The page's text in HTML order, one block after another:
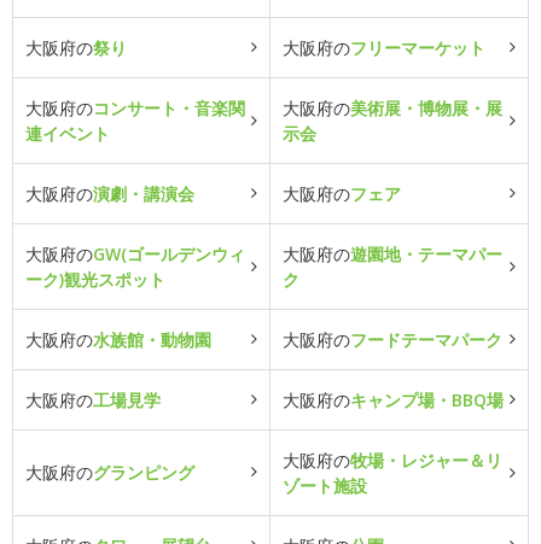
大阪府の祭り 大阪府のフリーマーケット
大阪府のコンサート・音楽関
連イベント
大阪府の美術展・博物展・展
示会
大阪府の演劇・講演会 大阪府のフェア
大阪府のGW(ゴールデンウィ
ーク)観光スポット
大阪府の遊園地・テーマパー
ク
大阪府の水族館・動物園 大阪府のフードテーマパーク
大阪府の工場見学 大阪府のキャンプ場・BBQ場
大阪府のグランピング
大阪府の牧場・レジャー＆リ
ゾート施設